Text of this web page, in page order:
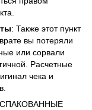
: Также этот пункт
вы потеряли
или сорвали
Расчетные
чека и